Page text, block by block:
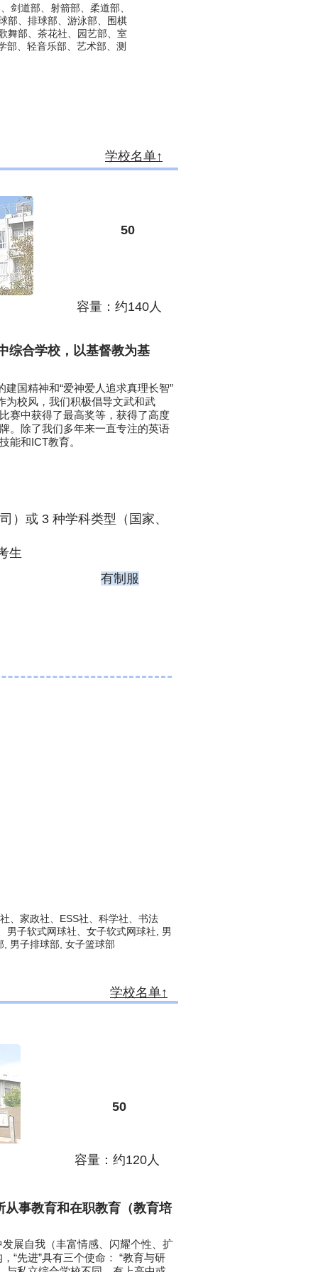
剑道部、射箭部、柔道部、
部、排球部、游泳部、围棋
舞部、茶花社、园艺部、室
部、轻音乐部、艺术部、测
学校名单↑
​50
容量：约140人
综合学校，以基督教为基
国精神和“爱神爱人追求真理长智”
为校风，我们积极倡导文武和武
赛中获得了最高奖等，获得了高度
。除了我们多年来一直专注的英语
能和ICT教育。
）或 3 种学科类型（国家、
生
有制服
、家政社、ESS社、科学社、书法
男子软式网球社、女子软式网球社, 男
男子排球部, 女子篮球部
学校名单↑
​50
容量：约120人
事教育和在职教育（教育培
展自我（丰富情感、闪耀个性、扩
“先进”具有三个使命： “教育与研